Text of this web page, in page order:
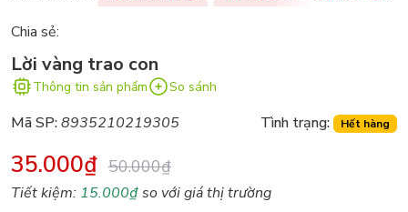
Chia sẻ:
Lời vàng trao con
Thông tin sản phẩm So sánh
Mã SP:8935210219305 Tình trạng: Hết hàng
35.000₫ 50.000₫
Tiết kiệm: 15.000₫so với giá thị trường